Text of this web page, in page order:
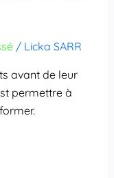
/ Licka SARR
avant de leur
permettre à